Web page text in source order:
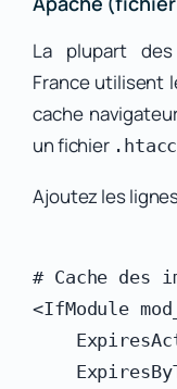
La plupart
France utilisent
cache
un fichier
Ajoutez les
# Cache des
<IfModule